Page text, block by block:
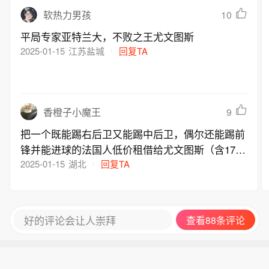
软热力男孩 10
平局专家亚特兰大，不败之王尤文图斯
2025-01-15 江苏盐城 回复TA
香橙子小魔王 9
把一个既能踢右后卫又能踢中后卫，偶尔还能踢前
锋并能进球的法国人低价租借给尤文图斯（含1700
万买断费），自己却花了4000多万买了个中后卫和
米兰和国米的差距就在于一个马洛塔。米兰靠蒙卡
达和伊布他们永远争不了冠军。典型的中下游球队
2025-01-15 湖北 回复TA
好的评论会让人崇拜 查看88条评论